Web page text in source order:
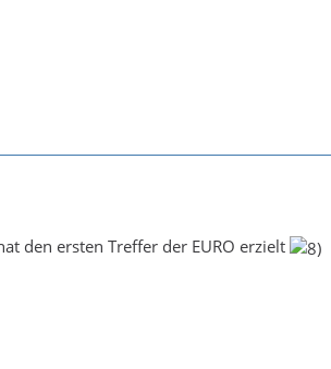
den ersten Treffer der EURO erzielt